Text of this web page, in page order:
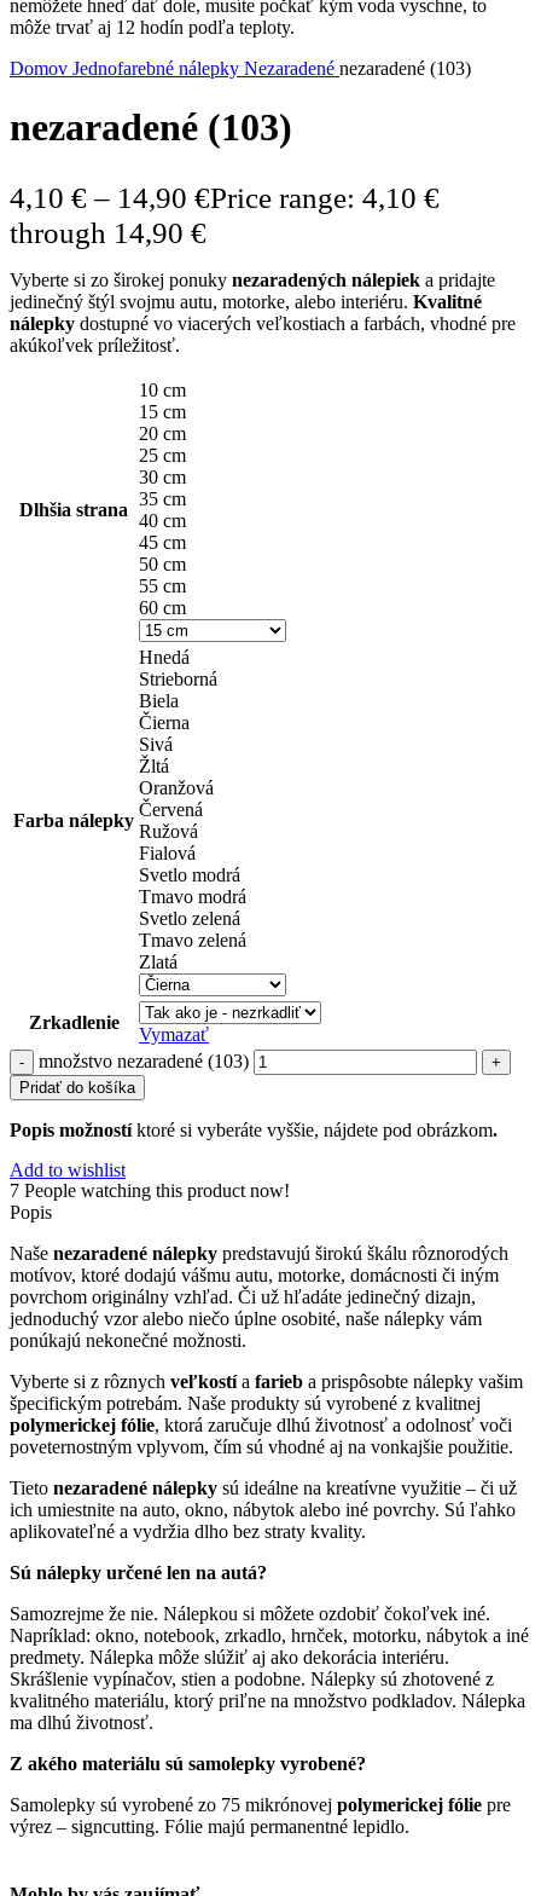
nemôžete hneď dať dole, musíte počkať kým voda vyschne, to
môže trvať aj 12 hodín podľa teploty.
Domov Jednofarebné nálepky Nezaradené nezaradené (103)
nezaradené (103)
4,10 € – 14,90 €Price range: 4,10 €
through 14,90 €
Vyberte si zo širokej ponuky nezaradených nálepiek a pridajte
jedinečný štýl svojmu autu, motorke, alebo interiéru. Kvalitné
nálepky dostupné vo viacerých veľkostiach a farbách, vhodné pre
akúkoľvek príležitosť.
Dlhšia strana
10 cm
15 cm
20 cm
25 cm
30 cm
35 cm
40 cm
45 cm
50 cm
55 cm
60 cm
Farba nálepky
Hnedá
Strieborná
Biela
Čierna
Sivá
Žltá
Oranžová
Červená
Ružová
Fialová
Svetlo modrá
Tmavo modrá
Svetlo zelená
Tmavo zelená
Zlatá
Zrkadlenie
Vymazať
množstvo nezaradené (103)
Pridať do košíka
Popis možnostíktoré si vyberáte vyššie, nájdete pod obrázkom.
Add to wishlist
7 People watching this product now!
Popis
Naše nezaradené nálepky predstavujú širokú škálu rôznorodých
motívov, ktoré dodajú vášmu autu, motorke, domácnosti či iným
povrchom originálny vzhľad. Či už hľadáte jedinečný dizajn,
jednoduchý vzor alebo niečo úplne osobité, naše nálepky vám
ponúkajú nekonečné možnosti.
Vyberte si z rôznych veľkostía farieb a prispôsobte nálepky vašim
špecifickým potrebám. Naše produkty sú vyrobené z kvalitnej
polymerickej fólie, ktorá zaručuje dlhú životnosť a odolnosť voči
poveternostným vplyvom, čím sú vhodné aj na vonkajšie použitie.
Tieto nezaradené nálepky sú ideálne na kreatívne využitie – či už
ich umiestnite na auto, okno, nábytok alebo iné povrchy. Sú ľahko
aplikovateľné a vydržia dlho bez straty kvality.
Sú nálepky určené len na autá?
Samozrejme že nie. Nálepkou si môžete ozdobiť čokoľvek iné.
Napríklad: okno, notebook, zrkadlo, hrnček, motorku, nábytok a iné
predmety. Nálepka môže slúžiť aj ako dekorácia interiéru.
Skrášlenie vypínačov, stien a podobne. Nálepky sú zhotovené z
kvalitného materiálu, ktorý priľne na množstvo podkladov. Nálepka
ma dlhú životnosť.
Z akého materiálu sú samolepky vyrobené?
Samolepky sú vyrobené zo 75 mikrónovej polymerickej fólie pre
výrez – signcutting. Fólie majú permanentné lepidlo.